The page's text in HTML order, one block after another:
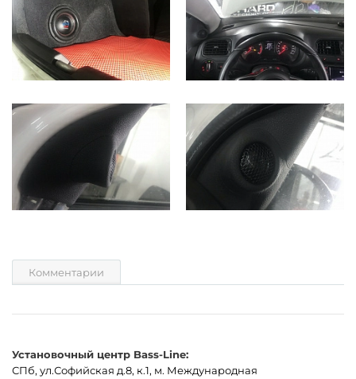
Комментарии
Установочный центр Bass-Line:
СПб, ул.Софийская д.8, к.1, м. Международная